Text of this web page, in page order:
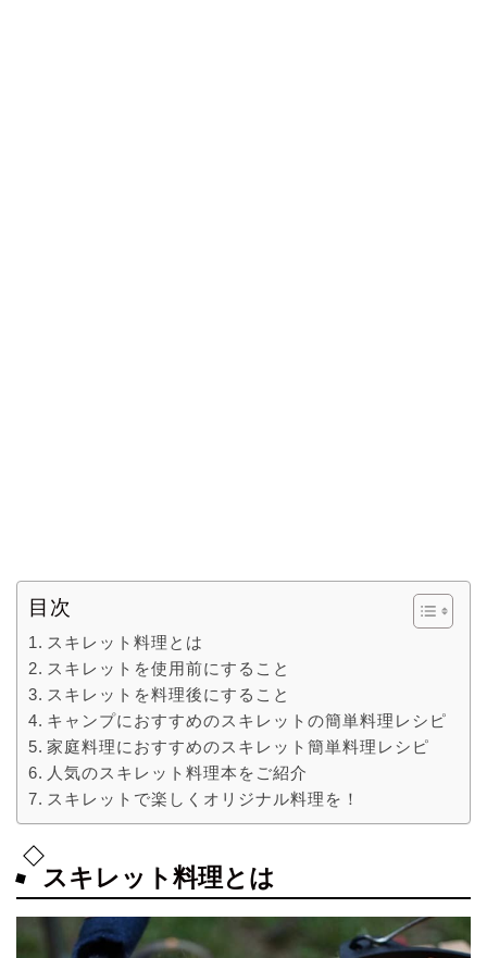
目次
スキレット料理とは
スキレットを使用前にすること
スキレットを料理後にすること
キャンプにおすすめのスキレットの簡単料理レシピ
家庭料理におすすめのスキレット簡単料理レシピ
人気のスキレット料理本をご紹介
スキレットで楽しくオリジナル料理を！
スキレット料理とは